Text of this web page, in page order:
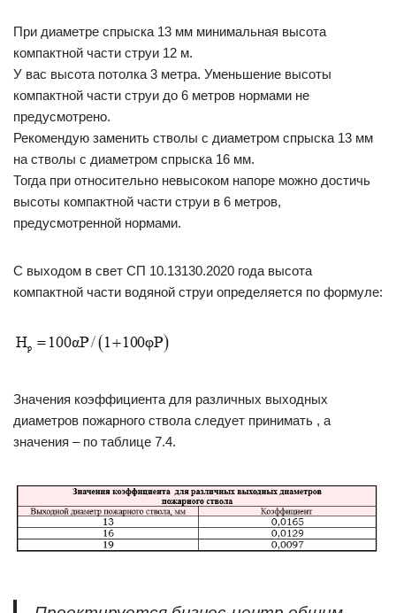
При диаметре спрыска 13 мм минимальная высота
компактной части струи 12 м.
У вас высота потолка 3 метра. Уменьшение высоты
компактной части струи до 6 метров нормами не
предусмотрено.
Рекомендую заменить стволы с диаметром спрыска 13 мм
на стволы с диаметром спрыска 16 мм.
Тогда при относительно невысоком напоре можно достичь
высоты компактной части струи в 6 метров,
предусмотренной нормами.
С выходом в свет СП 10.13130.2020 года высота
компактной части водяной струи определяется по формуле:
Значения коэффициента для различных выходных
диаметров пожарного ствола следует принимать , а
значения – по таблице 7.4.